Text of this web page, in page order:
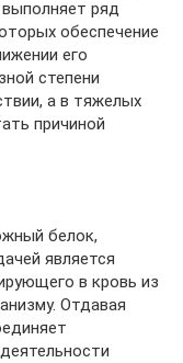
ряд
обеспечение
его
степени
а в тяжелых
причиной
белок,
является
в кровь из
Отдавая